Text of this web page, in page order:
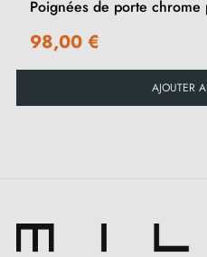
Poignées de porte chrome
98,00 €
AJOUTER